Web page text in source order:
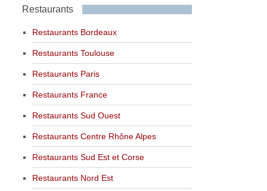
Restaurants
Restaurants Bordeaux
Restaurants Toulouse
Restaurants Paris
Restaurants France
Restaurants Sud Ouest
Restaurants Centre Rhône Alpes
Restaurants Sud Est et Corse
Restaurants Nord Est